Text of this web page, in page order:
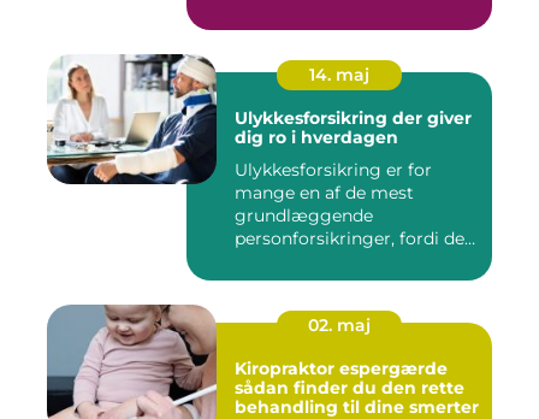
14. maj
Ulykkesforsikring der giver
dig ro i hverdagen
Ulykkesforsikring er for
mange en af de mest
grundlæggende
personforsikringer, fordi den
02. maj
Kiropraktor espergærde
sådan finder du den rette
behandling til dine smerter